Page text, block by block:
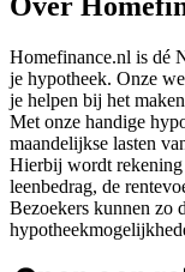
Over
Homefinance.nl is dé
je hypotheek. Onze
je helpen bij het
Met onze handige
maandelijkse lasten
Hierbij wordt rekening
leenbedrag, de
Bezoekers kunnen zo